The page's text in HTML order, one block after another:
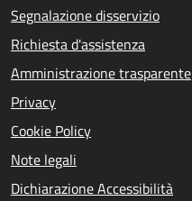
Segnalazione disservizio
Richiesta d'assistenza
Amministrazione trasparente
Privacy
Cookie Policy
Note legali
Dichiarazione Accessibilità